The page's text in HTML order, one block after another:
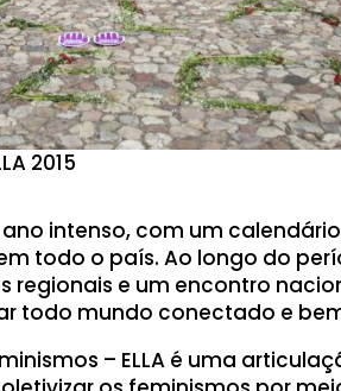
2015
ano intenso, com um
todo o país. Ao longo do
regionais e um encontro
todo mundo conectado e
– ELLA é uma